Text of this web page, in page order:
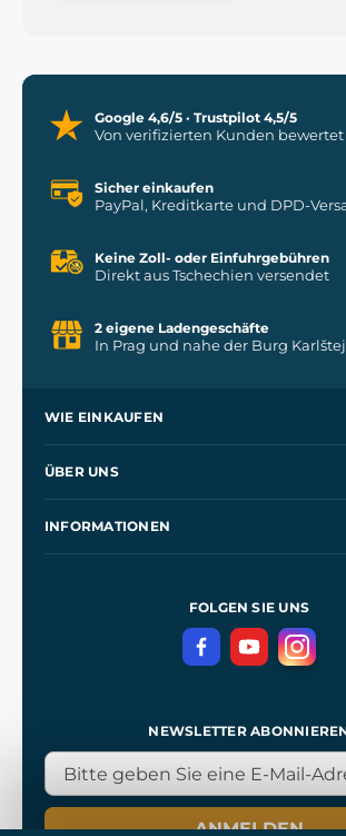
Google 4,6/5 · Trustpilot 4,5/5
Von verifizierten Kunden bewertet
Sicher einkaufen
PayPal, Kreditkarte und DPD-
Keine Zoll- oder Einfuhrgebühren
Direkt aus Tschechien versendet
2 eigene Ladengeschäfte
In Prag und nahe der Burg
WIE EINKAUFEN
Kontakt
ÜBER UNS
INFORMATIONEN
DatenschutzerklärungFOLGEN SIE UNS
NEWSLETTER
ANMELDEN